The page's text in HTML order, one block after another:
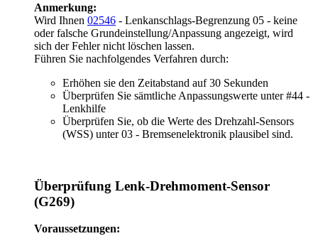
Anmerkung:
Wird Ihnen 02546 - Lenkanschlags-Begrenzung 05 - keine
oder falsche Grundeinstellung/Anpassung angezeigt, wird
sich der Fehler nicht löschen lassen.
Führen Sie nachfolgendes Verfahren durch:
Erhöhen sie den Zeitabstand auf 30 Sekunden
Überprüfen Sie sämtliche Anpassungswerte unter #44 -
Lenkhilfe
Überprüfen Sie, ob die Werte des Drehzahl-Sensors
(WSS) unter 03 - Bremsenelektronik plausibel sind.
Überprüfung Lenk-Drehmoment-Sensor
(G269)
Voraussetzungen: